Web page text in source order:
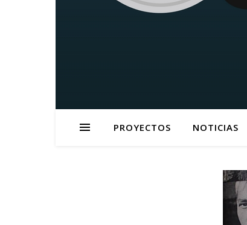
PROYECTOS NOTICIAS